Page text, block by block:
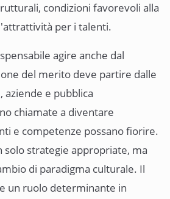
condizioni favorevoli alla
per i talenti.
agire anche dal
del merito deve partire dalle
e pubblica
chiamate a diventare
e competenze possano fiorire.
solo strategie appropriate, ma
di paradigma culturale. Il
un ruolo determinante in